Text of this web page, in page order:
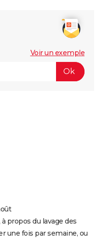
Voir un exemple
propos du lavage des
une fois par semaine, ou